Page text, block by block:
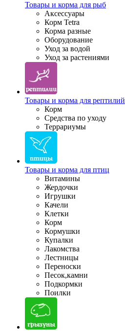
Товары и корма для рыб
Аксессуары
Корм Tetra
Корма разные
Оборудование
Уход за водой
Уход за растениями
Товары и корма для рептилий
Корм
Средства по уходу
Террариумы
Товары и корма для птиц
Витамины
Жердочки
Игрушки
Качели
Клетки
Корм
Кормушки
Купалки
Лакомства
Лестницы
Переноски
Песок,камни
Подкормки
Поилки